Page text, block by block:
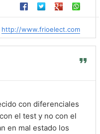
http://www.frioelect.com
con diferenciales
el test y no con el
en mal estado los